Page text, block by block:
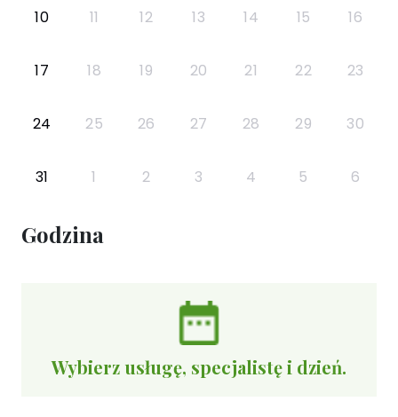
10 11 12 13 14 15 16
17 18 19 20 21 22 23
24 25 26 27 28 29 30
31 1 2 3 4 5 6
Godzina
Wybierz usługę, specjalistę i dzień.